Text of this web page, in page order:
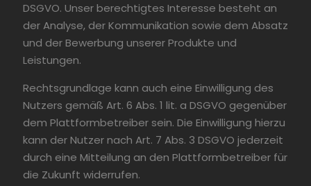
DSGVO. Unser berechtigtes Interesse besteht an
der Analyse, der Kommunikation sowie dem Absatz
und der Bewerbung unserer Produkte und
Leistungen.
Rechtsgrundlage kann auch eine Einwilligung des
Nutzers gemäß Art. 6 Abs. 1 lit. a DSGVO gegenüber
dem Plattformbetreiber sein. Die Einwilligung hierzu
kann der Nutzer nach Art. 7 Abs. 3 DSGVO jederzeit
durch eine Mitteilung an den Plattformbetreiber für
die Zukunft widerrufen.